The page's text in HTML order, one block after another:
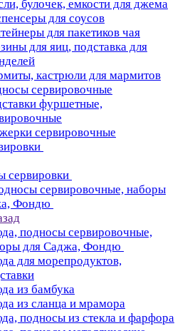
булочек, емкости для джема
для соусов
для пакетиков чая
для яиц, подставка для
кастрюли для мармитов
сервировочные
фуршетные,
сервировочные
сервировки
сервировочные, наборы
Фондю
подносы сервировочные,
для Саджа, Фондю
для морепродуктов,
из бамбука
из сланца и мрамора
подносы из стекла и фарфора